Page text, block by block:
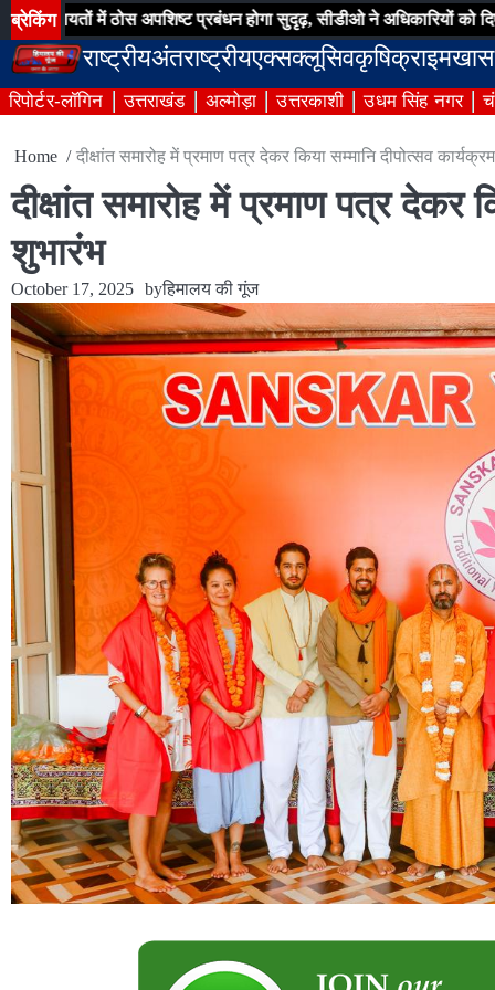
Skip
to
content
ब्रेकिंग
में ठोस अपशिष्ट प्रबंधन होगा सुदृढ़, सीडीओ ने अधिकारियों को दिए
राष्ट्रीयअंतराष्ट्रीयएक्सक्लूसिवकृषिक्राइम
रिपोर्टर-लॉगिन उत्तराखंड अल्मोड़ा उत्तरकाशी उधम सिंह नगर
Home दीक्षांत समारोह में प्रमाण पत्र देकर किया सम्मानि दीपोत्सव
दीक्षांत समारोह में प्रमाण पत्र देकर
शुभारंभ
October 17, 2025 byहिमालय की गूंज